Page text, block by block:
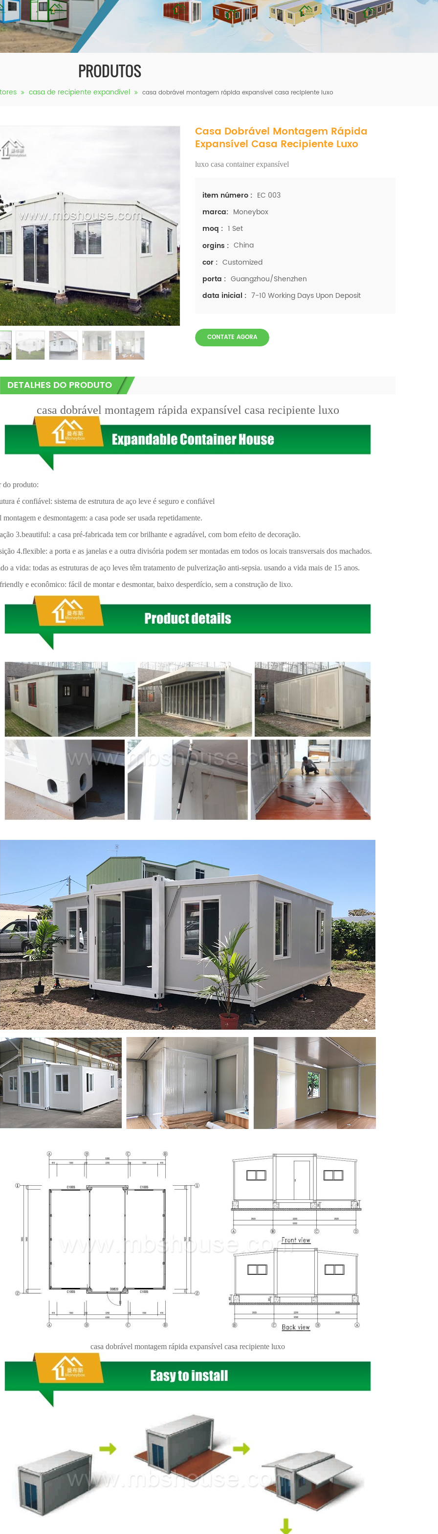
PRODUTOS
casa de recipiente expandível casa dobrável montagem rápida expansível casa recipiente luxo
Casa Dobrável Montagem Rápida
Expansível Casa Recipiente Luxo
luxo casa container expansível
item número : EC 003
marca: Moneybox
moq : 1 Set
orgins : China
cor : Customized
porta : Guangzhou/Shenzhen
data inicial : 7-10 Working Days Upon Deposit
CONTATE AGORA
DETALHES DO PRODUTO
casa dobrável montagem rápida expansível casa recipiente luxo
do produto:
é confiável: sistema de estrutura de aço leve é ​​seguro e confiável
montagem e desmontagem: a casa pode ser usada repetidamente.
3.beautiful: a casa pré-fabricada tem cor brilhante e agradável, com bom efeito de decoração.
4.flexible: a porta e as janelas e a outra divisória podem ser montadas em todos os locais transversais dos machados.
a vida: todas as estruturas de aço leves têm tratamento de pulverização anti-sepsia. usando a vida mais de 15 anos.
e econômico: fácil de montar e desmontar, baixo desperdício, sem a construção de lixo.
casa dobrável montagem rápida expansível casa recipiente luxo
mbshou